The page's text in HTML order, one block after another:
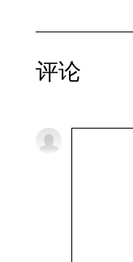
评论